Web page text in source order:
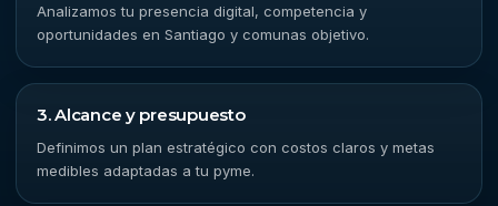
Analizamos tu presencia digital, competencia y
oportunidades en Santiago y comunas objetivo.
3. Alcance y presupuesto
Definimos un plan estratégico con costos claros y metas
medibles adaptadas a tu pyme.